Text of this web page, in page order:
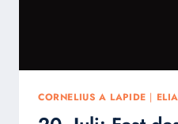
CORNELIUS A LAPIDE |